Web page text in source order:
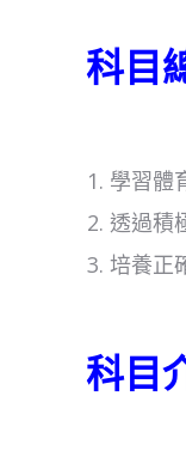
科目
學習體
透過積
培養正
科目